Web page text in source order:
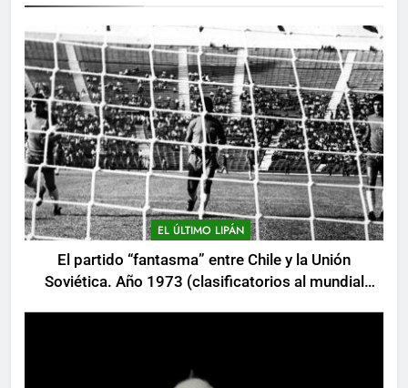
EL ÚLTIMO LIPÁN
El partido “fantasma” entre Chile y la Unión
Soviética. Año 1973 (clasificatorios al mundial